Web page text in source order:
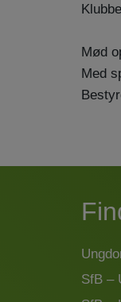
Mød
Med
SfB –